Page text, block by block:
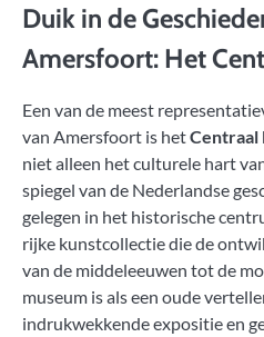
Duik in de
Amersfoort: Het
Een van de meest
van Amersfoort is hetCentraal
niet alleen het culturele hart
spiegel van de Nederlandse
gelegen in het historische
rijke kunstcollectie die de
van de middeleeuwen tot de
museum is als een oude
indrukwekkende expositie en